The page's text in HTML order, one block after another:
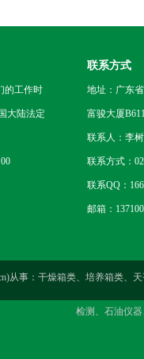
的工作时
大陆法定
联系方式
地址：广东
富骏大厦
联系人：李
联系方式：
联系QQ：
邮箱：
从事：干燥箱类、培养箱类、
检测、石油仪